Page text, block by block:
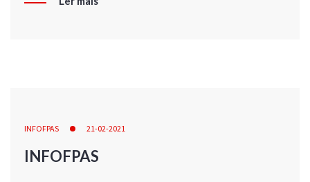
INFOFPAS 21-02-2021
INFOFPAS